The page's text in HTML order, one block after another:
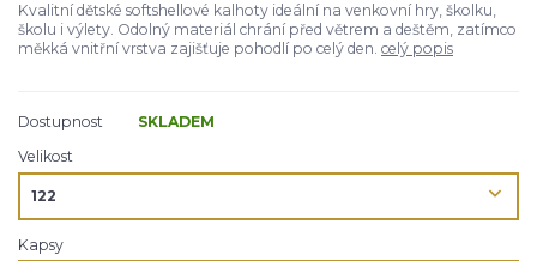
Kvalitní dětské softshellové kalhoty ideální na venkovní hry, školku,
školu i výlety. Odolný materiál chrání před větrem a deštěm, zatímco
měkká vnitřní vrstva zajišťuje pohodlí po celý den. celý popis
Dostupnost
SKLADEM
Velikost
Kapsy